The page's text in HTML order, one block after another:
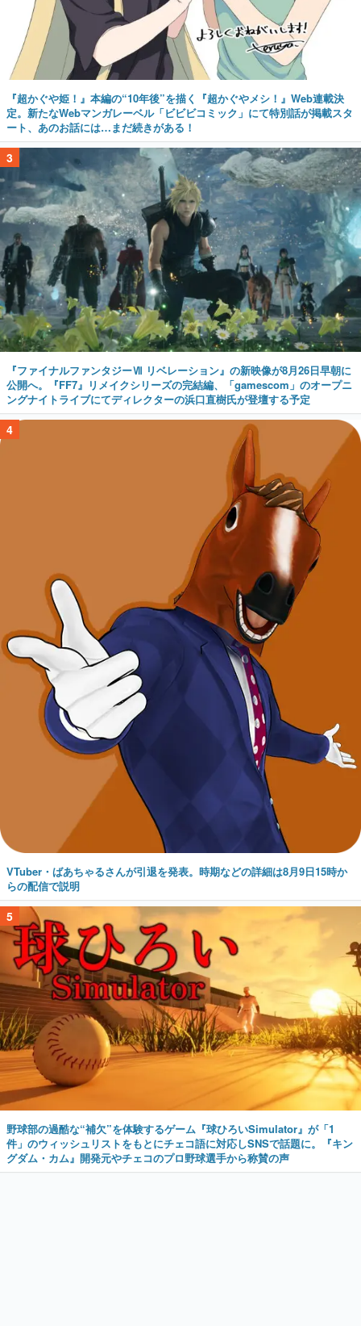
『超かぐや姫！』本編の“10年後”を描く『超かぐやメシ！』Web連載決
定。新たなWebマンガレーベル「ビビビコミック」にて特別話が掲載スタ
ート、あのお話には…まだ続きがある！
3
『ファイナルファンタジーⅦ リベレーション』の新映像が8月26日早朝に
公開へ。『FF7』リメイクシリーズの完結編、「gamescom」のオープニ
ングナイトライブにてディレクターの浜口直樹氏が登壇する予定
4
VTuber・ばあちゃるさんが引退を発表。時期などの詳細は8月9日15時か
らの配信で説明
5
野球部の過酷な“補欠”を体験するゲーム『球ひろいSimulator』が「1
件」のウィッシュリストをもとにチェコ語に対応しSNSで話題に。『キン
グダム・カム』開発元やチェコのプロ野球選手から称賛の声